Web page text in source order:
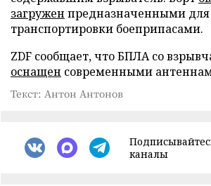
загружен предназначенными
транспортировки боеприпасами.
ZDF сообщает, что БПЛА со
оснащен современными
Текст: Антон Антонов
каналы